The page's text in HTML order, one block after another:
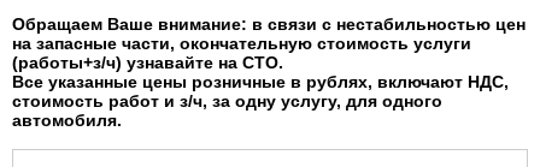
Обращаем Ваше внимание: в связи с нестабильностью цен
на запасные части, окончательную стоимость услуги
(работы+з/ч) узнавайте на СТО.
Все указанные цены розничные в рублях, включают НДС,
стоимость работ и з/ч, за одну услугу, для одного
автомобиля.